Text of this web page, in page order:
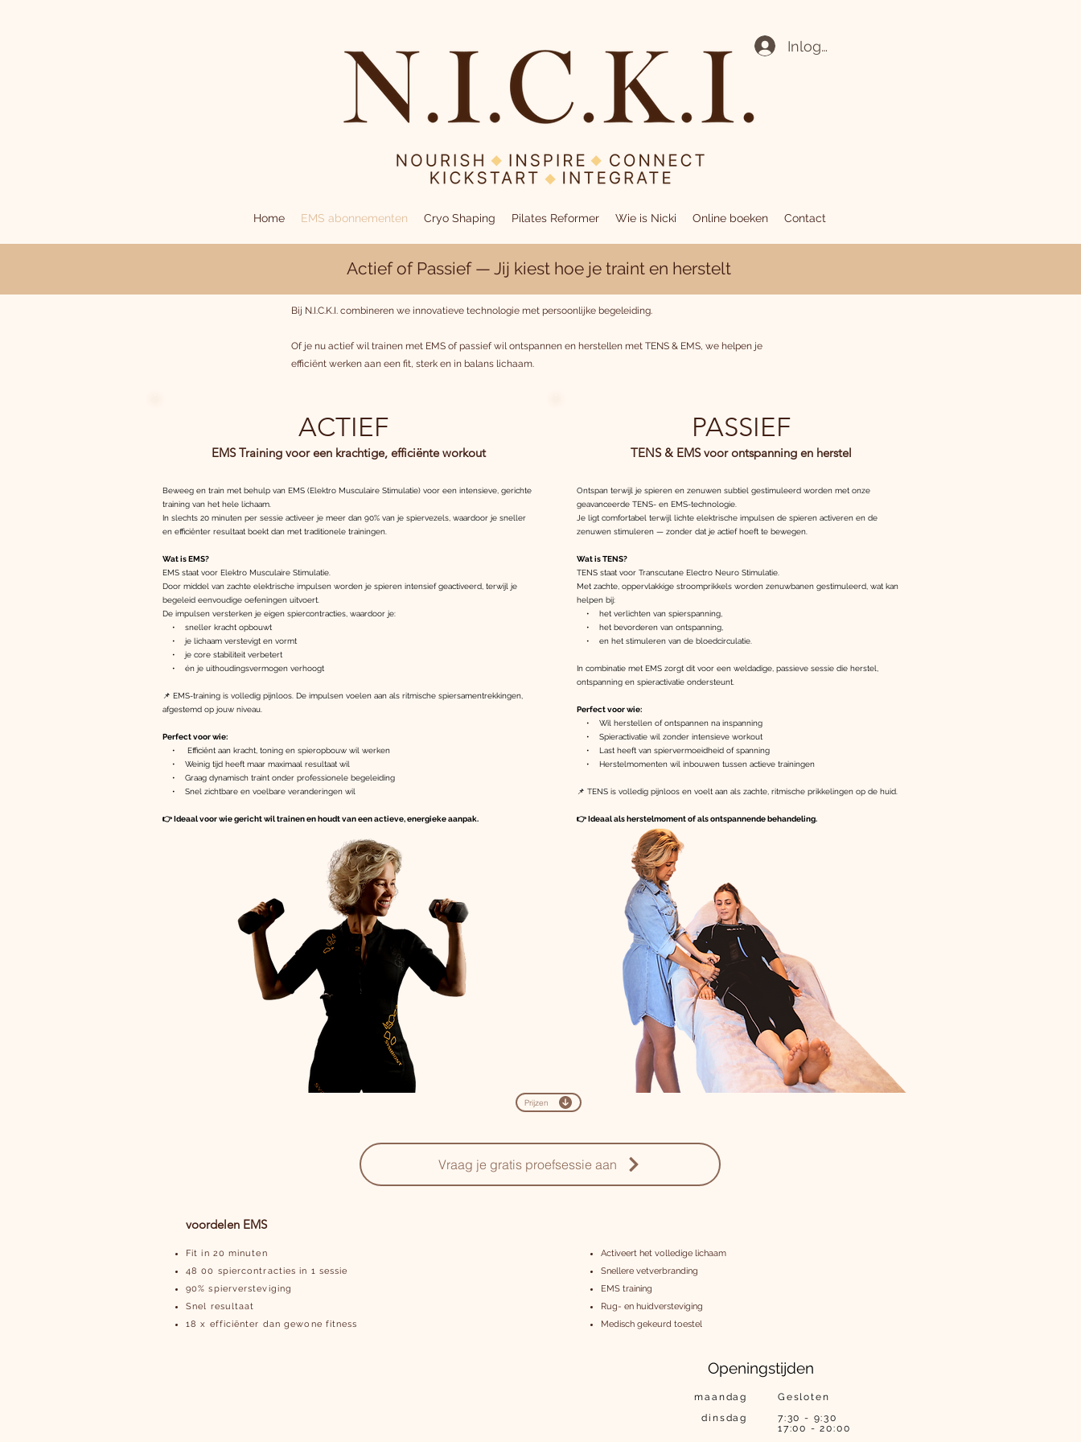
Inloggen
Home EMS abonnementen Cryo Shaping Pilates Reformer Wie is Nicki Online boeken Contact
Actief of Passief — Jij kiest hoe je traint en herstelt
​Bij N.I.C.K.I. combineren we innovatieve technologie met persoonlijke begeleiding.
Of je nu actief wil trainen met EMS of passief wil ontspannen en herstellen met TENS & EMS, we helpen je
efficiënt werken aan een fit, sterk en in balans lichaam.
Beweeg en train met behulp van EMS (Elektro Musculaire Stimulatie) voor een intensieve, gerichte
training van het hele lichaam.
In slechts 20 minuten per sessie activeer je meer dan 90% van je spiervezels, waardoor je sneller
en efficiënter resultaat boekt dan met traditionele trainingen.
Wat is EMS?
EMS staat voor Elektro Musculaire Stimulatie.
Door middel van zachte elektrische impulsen worden je spieren intensief geactiveerd, terwijl je
begeleid eenvoudige oefeningen uitvoert.
De impulsen versterken je eigen spiercontracties, waardoor je:
• sneller kracht opbouwt
• je lichaam verstevigt en vormt
• je core stabiliteit verbetert
• én je uithoudingsvermogen verhoogt
📌 EMS-training is volledig pijnloos. De impulsen voelen aan als ritmische spiersamentrekkingen,
afgestemd op jouw niveau.
Perfect voor wie:
• Efficiënt aan kracht, toning en spieropbouw wil werken
• Weinig tijd heeft maar maximaal resultaat wil
• Graag dynamisch traint onder professionele begeleiding
• Snel zichtbare en voelbare veranderingen wil
👉 Ideaal voor wie gericht wil trainen en houdt van een actieve, energieke aanpak.
Ontspan terwijl je spieren en zenuwen subtiel gestimuleerd worden met onze
geavanceerde TENS- en EMS-technologie.
Je ligt comfortabel terwijl lichte elektrische impulsen de spieren activeren en de
zenuwen stimuleren — zonder dat je actief hoeft te bewegen.
Wat is TENS?
TENS staat voor Transcutane Electro Neuro Stimulatie.
Met zachte, oppervlakkige stroomprikkels worden zenuwbanen gestimuleerd, wat kan
helpen bij:
• het verlichten van spierspanning,
• het bevorderen van ontspanning,
• en het stimuleren van de bloedcirculatie.
In combinatie met EMS zorgt dit voor een weldadige, passieve sessie die herstel,
ontspanning en spieractivatie ondersteunt.
Perfect voor wie:
• Wil herstellen of ontspannen na inspanning
• Spieractivatie wil zonder intensieve workout
• Last heeft van spiervermoeidheid of spanning
• Herstelmomenten wil inbouwen tussen actieve trainingen
📌 TENS is volledig pijnloos en voelt aan als zachte, ritmische prikkelingen op de huid.
👉 Ideaal als herstelmoment of als ontspannende behandeling.
EMS Training voor een krachtige, efficiënte workout
PASSIEF
ACTIEF
TENS & EMS voor ontspanning en herstel
Prijzen
Vraag je gratis proefsessie aan
voordelen EMS
Fit in 20 minuten
48 00 spiercontracties in 1 sessie
90% spierversteviging
Snel resultaat
18 x efficiënter dan gewone fitness
Activeert het volledige lichaam
Snellere vetverbranding
EMS training
Rug- en huidversteviging
Medisch gekeurd toestel
Openingstijden
maandag
dinsdag
Gesloten
7:30 - 9:30
17:00 - 20:00